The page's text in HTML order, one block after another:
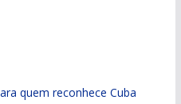
quem reconhece Cuba